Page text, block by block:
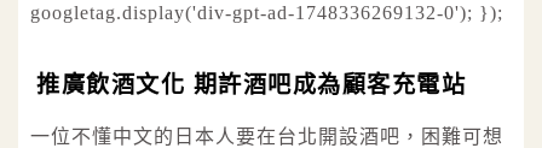
googletag.display('div-gpt-ad-1748336269132-0'); });
推廣飲酒文化 期許酒吧成為顧客充電站
一位不懂中文的日本人要在台北開設酒吧，困難可想